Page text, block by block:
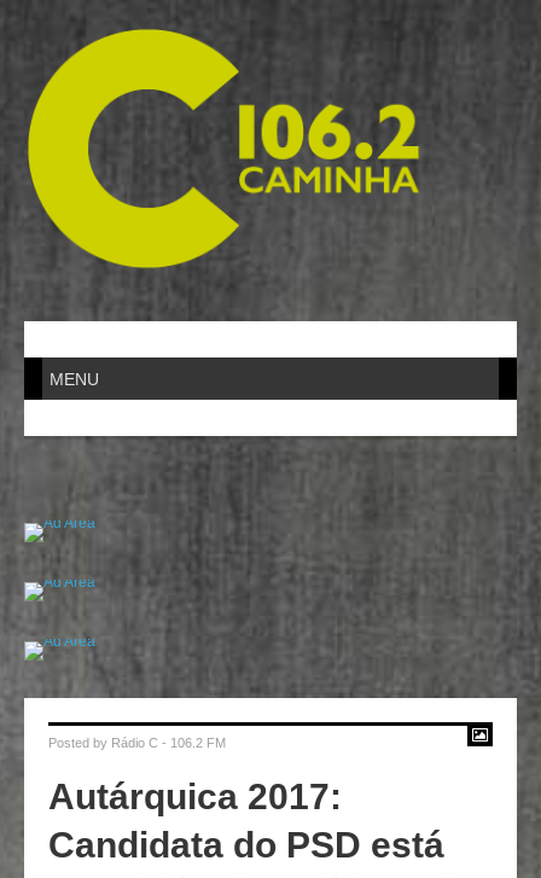
Posted by Rádio C - 106.2 FM
Autárquica 2017:
Candidata do PSD está